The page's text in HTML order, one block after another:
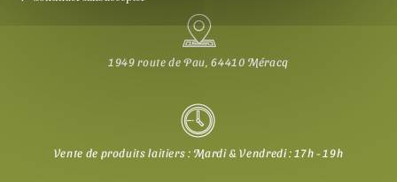
1949 route de Pau, 64410 Méracq
Vente de produits laitiers : Mardi & Vendredi : 17h - 19h